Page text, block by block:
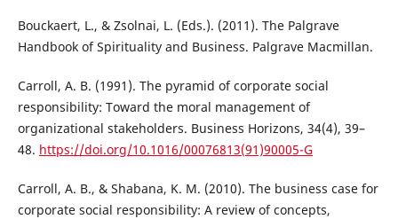
Bouckaert, L., & Zsolnai, L. (Eds.). (2011). The Palgrave
Handbook of Spirituality and Business. Palgrave Macmillan.
Carroll, A. B. (1991). The pyramid of corporate social
responsibility: Toward the moral management of
organizational stakeholders. Business Horizons, 34(4), 39–
48. https://doi.org/10.1016/00076813(91)90005-G
Carroll, A. B., & Shabana, K. M. (2010). The business case for
corporate social responsibility: A review of concepts,